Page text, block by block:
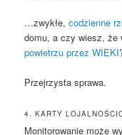
…zwykłe,codzienne
domu, a czy wiesz,
powietrzu przez WIEKI
Przejrzysta sprawa.
4. KARTY
Monitorowanie może